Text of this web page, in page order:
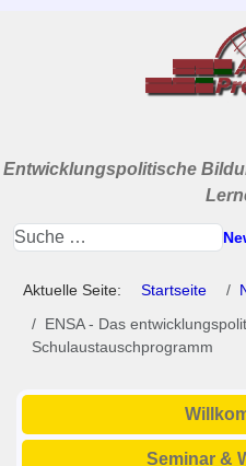
Entwicklungspolitische
Aktuelle Seite: Startseite
ENSA - Das
Schulaustauschprogramm
Seminar &